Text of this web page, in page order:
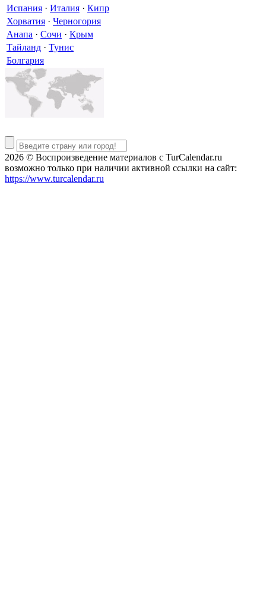
Испания · Италия · Кипр
Хорватия · Черногория
Анапа · Сочи · Крым
Тайланд · Тунис
Болгария
2026 © Воспроизведение материалов c TurCalendar.ru
возможно только при наличии активной ссылки на сайт:
https://www.turcalendar.ru